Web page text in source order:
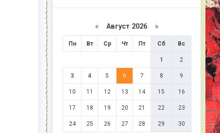
« Август 2026 »
Пн Вт Ср Чт Пт Сб Вс
1 2
3 4 5 6 7 8 9
10 11 12 13 14 15 16
17 18 19 20 21 22 23
24 25 26 27 28 29 30